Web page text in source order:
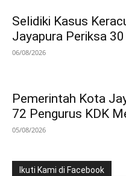
Selidiki Kasus
Jayapura Periksa
06/08/2026
Pemerintah Kota
72 Pengurus KDK
05/08/2026
Ikuti Kami di Facebook